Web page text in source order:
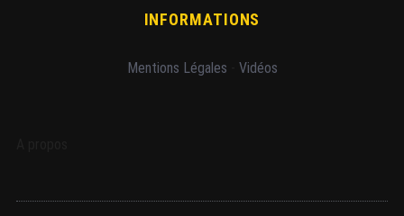
INFORMATIONS
Mentions Légales Vidéos